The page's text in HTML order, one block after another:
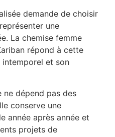
demande de choisir
une
La chemise femme
répond à cette
et son
ne dépend pas des
conserve une
année après année et
projets de